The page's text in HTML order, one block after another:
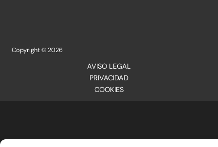
Copyright © 2026
AVISO LEGAL
PRIVACIDAD
COOKIES